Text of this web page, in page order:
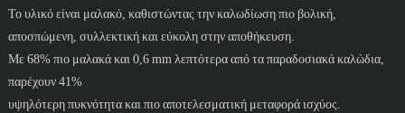
Το υλικό είναι μαλακό, καθιστώντας την καλωδίωση πιο βολική,
αποσπώμενη, συλλεκτική και εύκολη στην αποθήκευση.
Με 68% πιο μαλακά και 0,6 mm λεπτότερα από τα παραδοσιακά καλώδια,
παρέχουν 41%
υψηλότερη πυκνότητα και πιο αποτελεσματική μεταφορά ισχύος.